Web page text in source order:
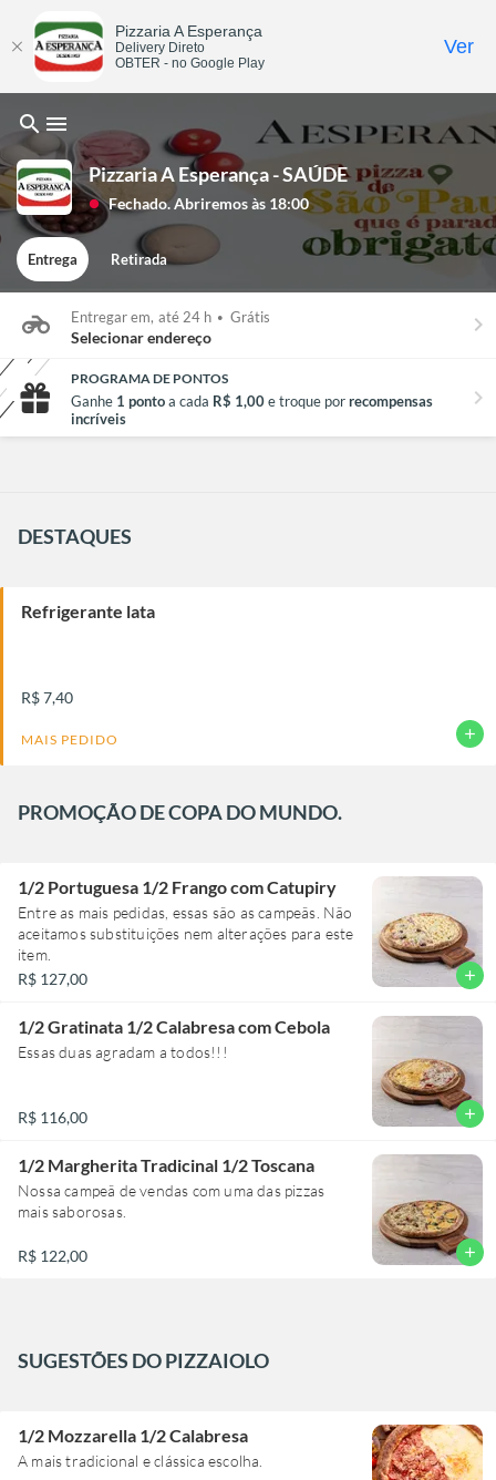
search menu
Pizzaria A Esperança - SAÚDE
lens Fechado. Abriremos às 18:00
Entrega Retirada
Entregar em, até 24 h • Grátis
Selecionar endereço keyboard_arrow_right
PROGRAMA DE PONTOS
Ganhe 1 pontoa cada R$ 1,00e troque porrecompensas
incríveis
chevron_right
DESTAQUES
Refrigerante lata
R$ 7,40
add
MAIS PEDIDO
PROMOÇÃO DE COPA DO MUNDO.
1/2 Portuguesa 1/2 Frango com Catupiry
Entre as mais pedidas, essas são as campeãs. Não
aceitamos substituições nem alterações para este
item.
R$ 127,00
add
1/2 Gratinata 1/2 Calabresa com Cebola
Essas duas agradam a todos!!!
R$ 116,00 add
1/2 Margherita Tradicinal 1/2 Toscana
Nossa campeã de vendas com uma das pizzas
mais saborosas.
R$ 122,00 add
SUGESTÕES DO PIZZAIOLO
1/2 Mozzarella 1/2 Calabresa
A mais tradicional e clássica escolha.
Pizzaria A Esperança
Delivery Direto
OBTER - no Google Play
Ver